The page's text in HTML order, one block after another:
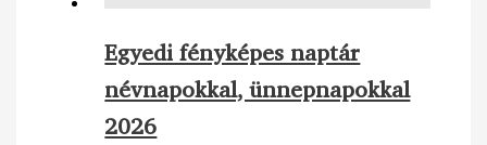
Egyedi fényképes naptár
névnapokkal, ünnepnapokkal
2026